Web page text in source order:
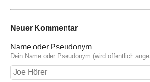
Neuer Kommentar
Name oder Pseudonym
Dein Name oder Pseudonym (wird öffentlich